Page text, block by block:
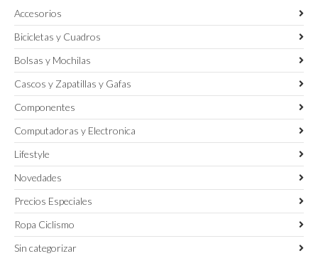
Accesorios
Bicicletas y Cuadros
Bolsas y Mochilas
Cascos y Zapatillas y Gafas
Componentes
Computadoras y Electronica
Lifestyle
Novedades
Precios Especiales
Ropa Ciclismo
Sin categorizar